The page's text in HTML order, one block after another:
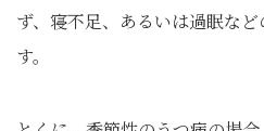
ず、寝不足、あるいは過眠な
す。